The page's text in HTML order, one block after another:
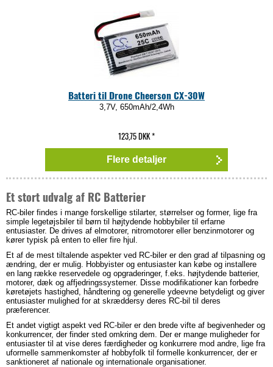
Batteri til Drone Cheerson CX-30W
3,7V, 650mAh/2,4Wh
123,75 DKK*
Flere detaljer
Et stort udvalg af RC Batterier
RC-biler findes i mange forskellige stilarter, størrelser og former, lige fra
simple legetøjsbiler til børn til højtydende hobbybiler til erfarne
entusiaster. De drives af elmotorer, nitromotorer eller benzinmotorer og
kører typisk på enten to eller fire hjul.
Et af de mest tiltalende aspekter ved RC-biler er den grad af tilpasning og
ændring, der er mulig. Hobbyister og entusiaster kan købe og installere
en lang række reservedele og opgraderinger, f.eks. højtydende batterier,
motorer, dæk og affjedringssystemer. Disse modifikationer kan forbedre
køretøjets hastighed, håndtering og generelle ydeevne betydeligt og giver
entusiaster mulighed for at skræddersy deres RC-bil til deres
præferencer.
Et andet vigtigt aspekt ved RC-biler er den brede vifte af begivenheder og
konkurrencer, der finder sted omkring dem. Der er mange muligheder for
entusiaster til at vise deres færdigheder og konkurrere mod andre, lige fra
uformelle sammenkomster af hobbyfolk til formelle konkurrencer, der er
sanktioneret af nationale og internationale organisationer.